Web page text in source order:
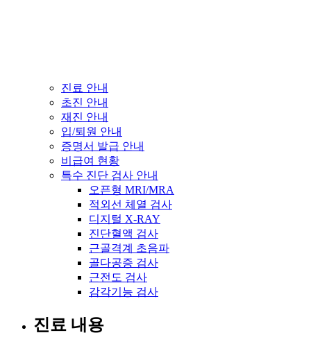
진료 안내
초진 안내
재진 안내
입/퇴원 안내
증명서 발급 안내
비급여 현황
특수 진단 검사 안내
오픈형 MRI/MRA
적외선 체열 검사
디지털 X-RAY
진단혈액 검사
근골격계 초음파
골다공증 검사
근전도 검사
감각기능 검사
진료 내용